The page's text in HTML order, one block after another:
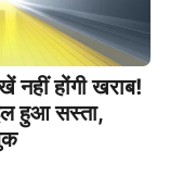
होंगी खराब!
हुआ सस्ता,